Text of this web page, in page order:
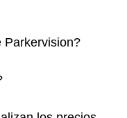
Parkervision?